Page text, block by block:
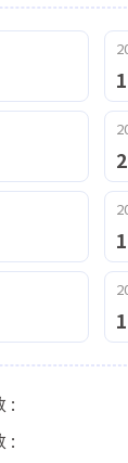
1
2
1
1
:
: